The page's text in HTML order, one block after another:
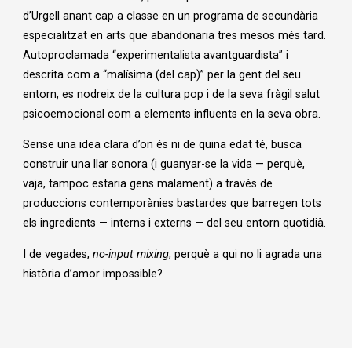
d’Urgell anant cap a classe en un programa de secundària
especialitzat en arts que abandonaria tres mesos més tard.
Autoproclamada “experimentalista avantguardista” i
descrita com a “malísima (del cap)” per la gent del seu
entorn, es nodreix de la cultura pop i de la seva fràgil salut
psicoemocional com a elements influents en la seva obra.
Sense una idea clara d’on és ni de quina edat té, busca
construir una llar sonora (i guanyar-se la vida — perquè,
vaja, tampoc estaria gens malament) a través de
produccions contemporànies bastardes que barregen tots
els ingredients — interns i externs — del seu entorn quotidià.
I de vegades, no-input mixing, perquè a qui no li agrada una
història d’amor impossible?